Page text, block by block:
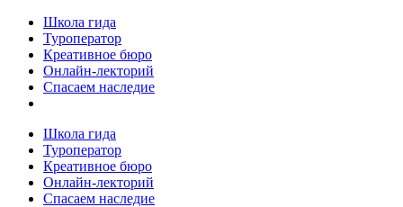
Школа гида
Туроператор
Креативное бюро
Онлайн-лекторий
Спасаем наследие
Школа гида
Туроператор
Креативное бюро
Онлайн-лекторий
Спасаем наследие